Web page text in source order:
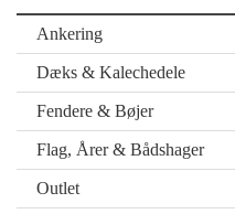
Ankering
Dæks & Kalechedele
Fendere & Bøjer
Flag, Årer & Bådshager
Outlet